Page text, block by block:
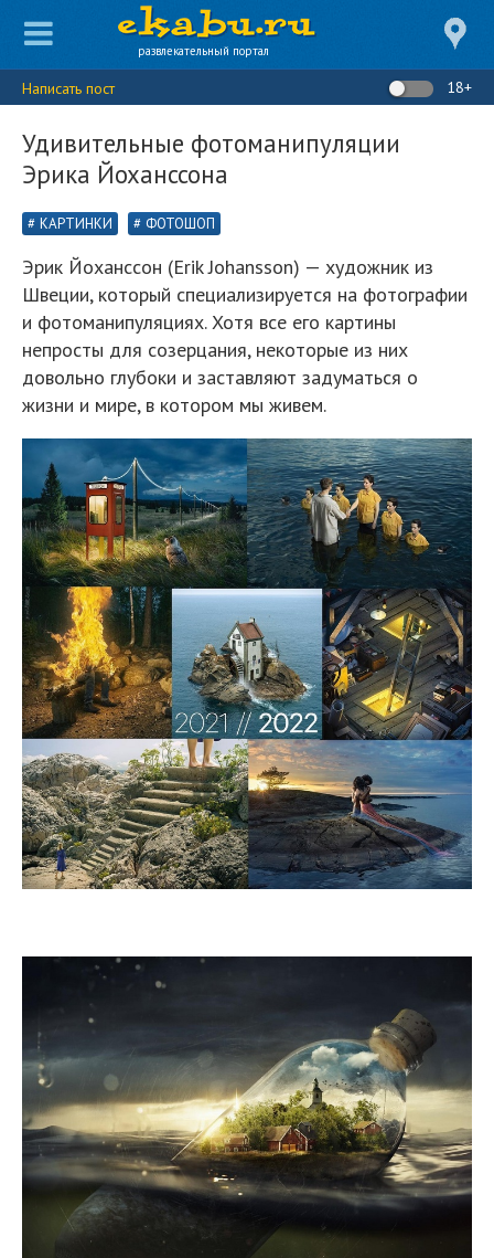
развлекательный портал
Написать пост 18+
Удивительные фотоманипуляции
Эрика Йоханссона
КАРТИНКИ ФОТОШОП
Эрик Йоханссон (Erik Johansson) — художник из
Швеции, который специализируется на фотографии
и фотоманипуляциях. Хотя все его картины
непросты для созерцания, некоторые из них
довольно глубоки и заставляют задуматься о
жизни и мире, в котором мы живем.